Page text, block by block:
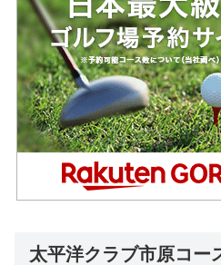
太平洋クラブ市原コー